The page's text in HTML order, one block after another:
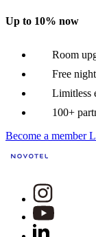
Up to 10% now
Room
Free
Limitless
100+
Become a member